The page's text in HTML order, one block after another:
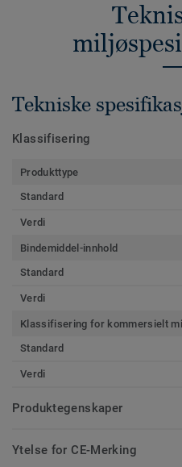
Tekniske
Klassifisering
Produkttype
Standard
Verdi
Bindemiddel-innhold
Standard
Verdi
Klassifisering for kommersielt
Standard
Verdi
Produktegenskaper
Ytelse for CE-Merking